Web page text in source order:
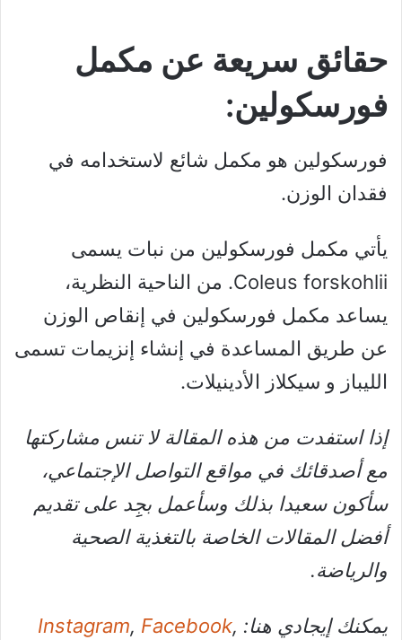
حقائق سريعة عن مكمل
فورسكولين:
فورسكولين هو مكمل شائع لاستخدامه في
فقدان الوزن.
يأتي مكمل فورسكولين من نبات يسمى
Coleus forskohlii. من الناحية النظرية،
يساعد مكمل فورسكولين في إنقاص الوزن
عن طريق المساعدة في إنشاء إنزيمات تسمى
الليباز و سيكلاز الأدينيلات.
إذا استفدت من هذه المقالة لا تنس مشاركتها
مع أصدقائك في مواقع التواصل الإجتماعي،
سأكون سعيدا بذلك وسأعمل بجِِد على تقديم
أفضل المقالات الخاصة بالتغذية الصحية
والرياضة.
يمكنك إيجادي هنا: Instagram, Facebook,